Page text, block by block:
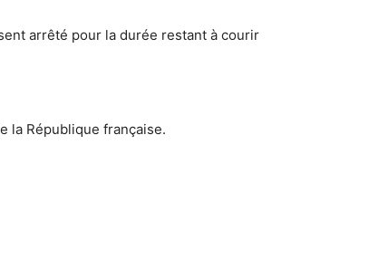
arrêté pour la durée restant à courir
la République française.